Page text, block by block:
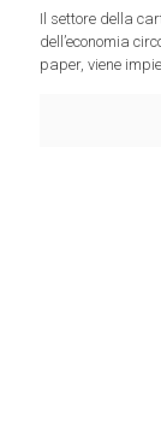
Il settore della
dell’economia
paper, viene